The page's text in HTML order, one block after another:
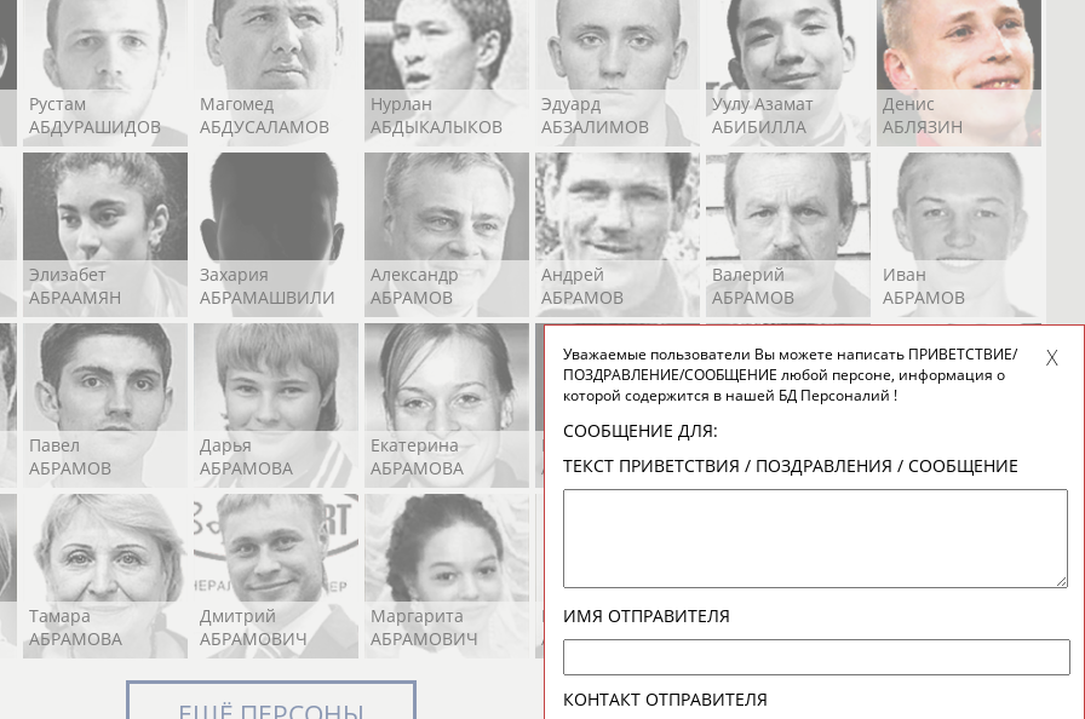
Рустам
АБДУРАШИДОВ
Магомед
АБДУСАЛАМОВ
Нурлан
АБДЫКАЛЫКОВ
Эдуард
АБЗАЛИМОВ
Уулу Азамат
АБИБИЛЛА
Денис
АБЛЯЗИН
Элизабет
АБРААМЯН
Захария
АБРАМАШВИЛИ
Александр
АБРАМОВ
Андрей
АБРАМОВ
Валерий
АБРАМОВ
Иван
АБРАМОВ
Павел
АБРАМОВ
Дарья
АБРАМОВА
Екатерина
АБРАМОВА
Екатерина
АБРАМОВА
Ирина
АБРАМОВА
АБРАМОВА
Тамара
АБРАМОВА
Дмитрий
АБРАМОВИЧ
Маргарита
АБРАМОВИЧ
Иракли
АБРАМЯН
Осеп
АБРАМЯН
АБРАРОВ
Уважаемые пользователи Вы можете написать ПРИВЕТСТВИЕ/
ПОЗДРАВЛЕНИЕ/СООБЩЕНИЕ любой персоне, информация о
которой содержится в нашей БД Персоналий !
СООБЩЕНИЕ ДЛЯ:
ТЕКСТ ПРИВЕТСТВИЯ / ПОЗДРАВЛЕНИЯ / СООБЩЕНИЕ
ИМЯ ОТПРАВИТЕЛЯ
КОНТАКТ ОТПРАВИТЕЛЯ